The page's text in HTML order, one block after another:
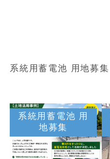
系統用蓄電池 用地募集
系統用蓄電池 用
地募集